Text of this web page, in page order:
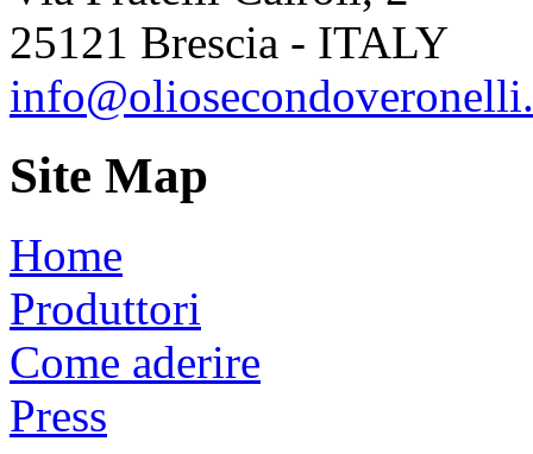
25121 Brescia - ITALY
Site Map
Home
Produttori
Come aderire
Press